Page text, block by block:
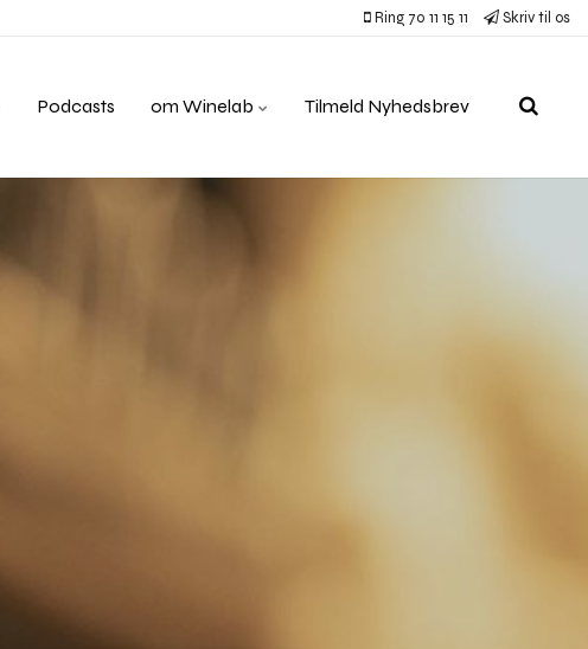
Ring 70 11 15 11 Skriv til os
Podcasts om Winelab Tilmeld Nyhedsbrev